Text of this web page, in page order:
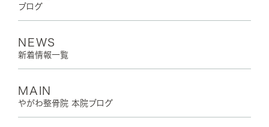
ブログ
NEWS
新着情報一覧
MAIN
やがわ整骨院 本院ブログ